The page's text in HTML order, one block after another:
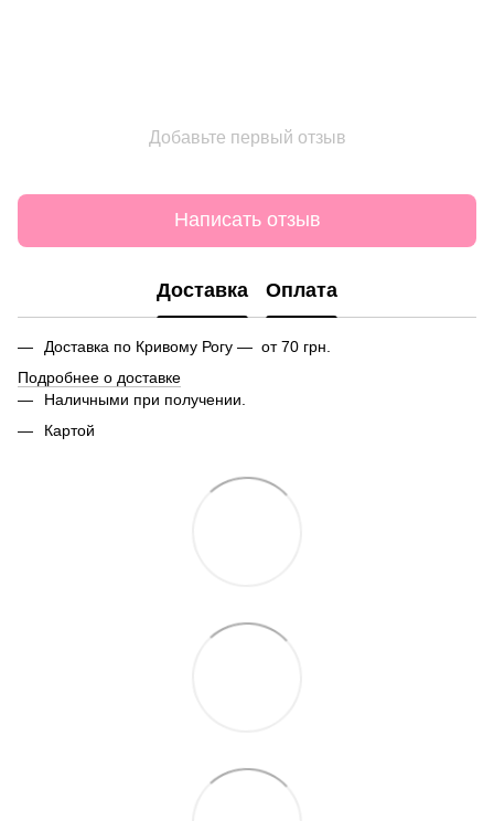
Добавьте первый отзыв
Написать отзыв
Доставка Оплата
Доставка по Кривому Рогу — от 70 грн.
Подробнее о доставке
Наличными при получении.
Картой